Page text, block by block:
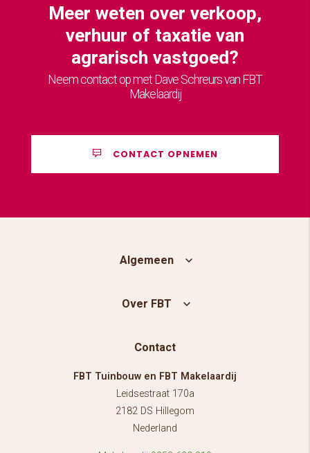
Meer weten over verkoop,
verhuur of taxatie van
agrarisch vastgoed?
Neem contact op met Dave Schreurs van FBT
Makelaardij
CONTACT OPNEMEN
Algemeen
Over FBT
Contact
FBT Tuinbouw en FBT Makelaardij
Leidsestraat 170a
2182 DS Hillegom
Nederland